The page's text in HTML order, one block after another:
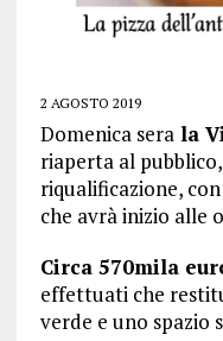
2 AGOSTO 2019
Domenica serala
riaperta al
riqualificazione,
che avrà inizio alle
Circa 570mila
effettuati che
verde e uno spazio